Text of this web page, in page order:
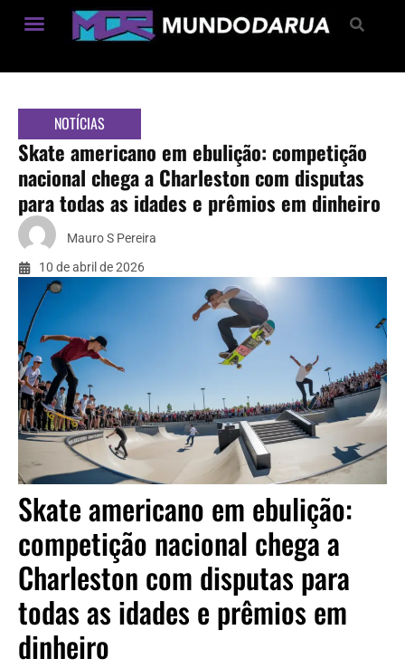
NOTÍCIAS
Skate americano em ebulição: competição
nacional chega a Charleston com disputas
para todas as idades e prêmios em dinheiro
Mauro S Pereira
10 de abril de 2026
Skate americano em ebulição:
competição nacional chega a
Charleston com disputas para
todas as idades e prêmios em
dinheiro